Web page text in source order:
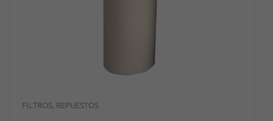
FILTROS, REPUESTOS